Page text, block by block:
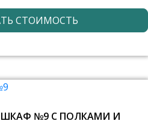
СТОИМОСТЬ
№9 С ПОЛКАМИ И